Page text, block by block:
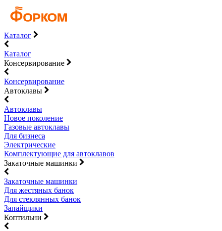
Каталог
Каталог
Консервирование
Консервирование
Автоклавы
Автоклавы
Новое поколение
Газовые автоклавы
Для бизнеса
Электрические
Комплектующие для автоклавов
Закаточные машинки
Закаточные машинки
Для жестяных банок
Для стеклянных банок
Запайщики
Коптильни